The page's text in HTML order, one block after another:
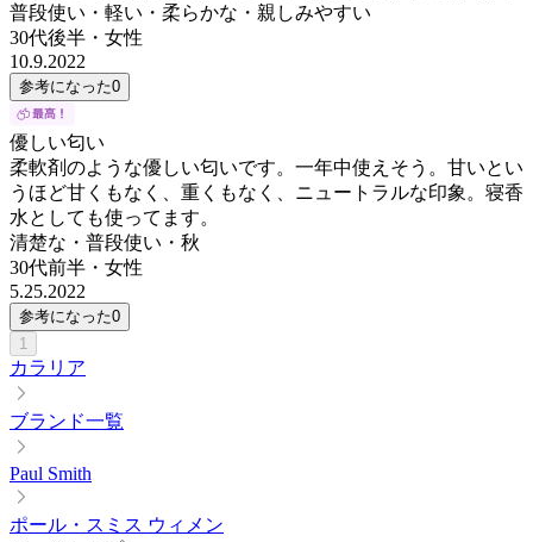
普段使い・軽い・柔らかな・親しみやすい
30代後半 ・ 女性
10.9.2022
参考になった0
優しい匂い
柔軟剤のような優しい匂いです。一年中使えそう。甘いとい
うほど甘くもなく、重くもなく、ニュートラルな印象。寝香
水としても使ってます。
清楚な・普段使い・秋
30代前半 ・ 女性
5.25.2022
参考になった0
1
カラリア
ブランド一覧
Paul Smith
ポール・スミス ウィメン